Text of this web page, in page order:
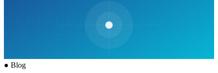
● Blog